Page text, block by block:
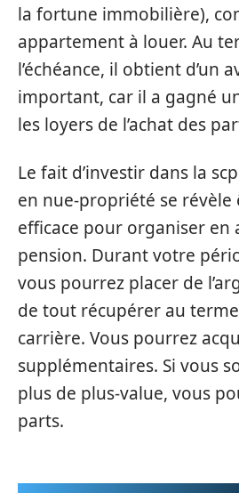
la fortune immobilière),
appartement à louer. Au
l’échéance, il obtient d’un
important, car il a gagné
les loyers de l’achat des
Le fait d’investir dans la
en nue-propriété se révèle
efficace pour organiser en
pension. Durant votre
vous pourrez placer de
de tout récupérer au
carrière. Vous pourrez
supplémentaires. Si vous
plus de plus-value, vous
parts.